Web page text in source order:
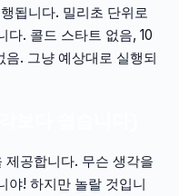
됩니다. 밀리초 단위로
다. 콜드 스타트 없음, 10
. 그냥 예상대로 실행되
공합니다. 무슨 생각을
! 하지만 놀랄 것입니